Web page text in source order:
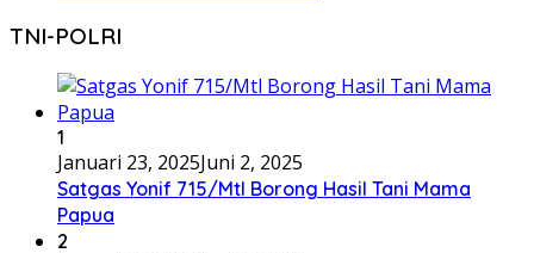
TNI-POLRI
1
Januari 23, 2025Juni 2, 2025
Satgas Yonif 715/Mtl Borong Hasil Tani Mama
Papua
2